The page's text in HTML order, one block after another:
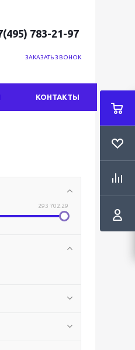
783-21-97
ЗАКАЗАТЬ ЗВОНОК
КОНТАКТЫ
293 702.29